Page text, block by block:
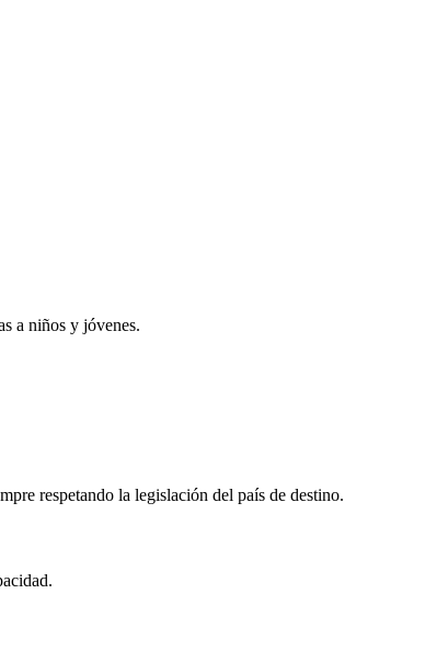
a niños y jóvenes.
respetando la legislación del país de destino.